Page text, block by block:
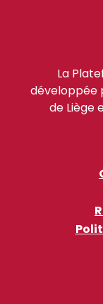
La
développée
de Liège